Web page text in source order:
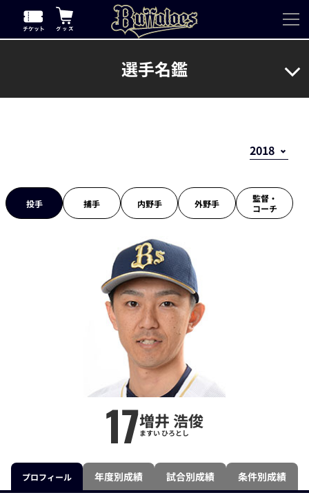
選手名鑑
投手 捕手 内野手 外野手
監督・
コーチ
17増井 浩俊
ますい ひろとし
プロフィール 年度別成績 試合別成績 条件別成績